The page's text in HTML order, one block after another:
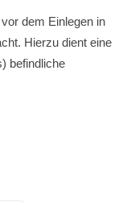
dem Einlegen in
Hierzu dient eine
befindliche